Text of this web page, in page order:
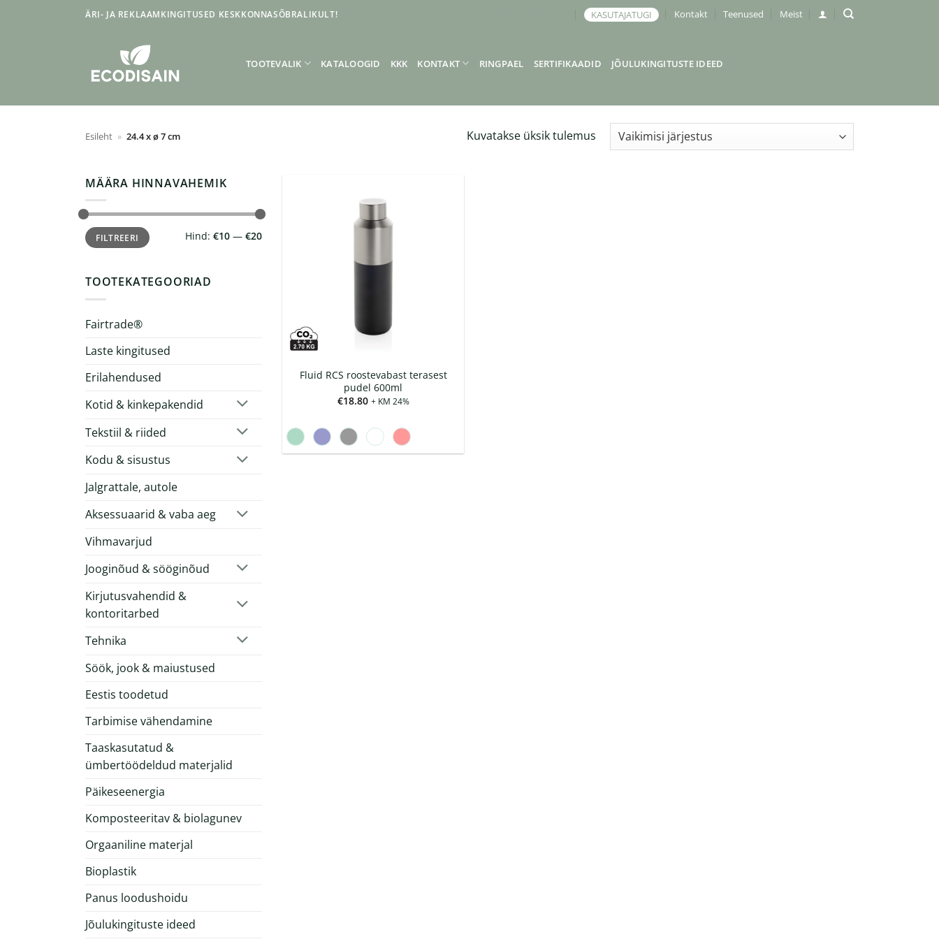
ÄRI- JA REKLAAMKINGITUSED KESKKONNASÕBRALIKULT! KASUTAJATUGI Kontakt Teenused Meist
TOOTEVALIK KATALOOGID KKK KONTAKT RINGPAEL SERTIFIKAADID JÕULUKINGITUSTE IDEED
Esileht » 24.4 x ø 7 cm Kuvatakse üksik tulemus
MÄÄRA HINNAVAHEMIK
Minimaalne
hind
Maksimaalne
hindFILTREERI Hind: €10— €20
TOOTEKATEGOORIAD
Fairtrade®
Laste kingitused
Erilahendused
Kotid & kinkepakendid
Tekstiil & riided
Kodu & sisustus
Jalgrattale, autole
Aksessuaarid & vaba aeg
Vihmavarjud
Jooginõud & sööginõud
Kirjutusvahendid &
kontoritarbed
Tehnika
Söök, jook & maiustused
Eestis toodetud
Tarbimise vähendamine
Taaskasutatud &
ümbertöödeldud materjalid
Päikeseenergia
Komposteeritav & biolagunev
Orgaaniline materjal
Bioplastik
Panus loodushoidu
Jõulukingituste ideed
Fluid RCS roostevabast terasest
pudel 600ml
€18.80 + KM 24%